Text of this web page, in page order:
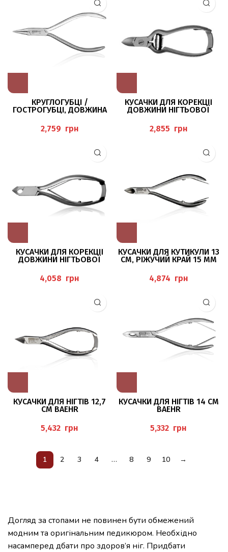
КРУГЛОГУБЦІ /
ГОСТРОГУБЦІ, ДОВЖИНА
0,5 ММ, НЕРЖАВІЮЧА
СТАЛЬгрн
КУСАЧКИ ДЛЯ КОРЕКЦІЇ
ДОВЖИНИ НІГТЬОВОЇ
грн
КУСАЧКИ ДЛЯ КОРЕКЦІЇ
ДОВЖИНИ НІГТЬОВОЇ
ММ BAEHR
грн
КУСАЧКИ ДЛЯ КУТИКУЛИ 13
СМ, РІЖУЧИЙ КРАЙ 15 ММ
грн
КУСАЧКИ ДЛЯ НІГТІВ 12,7
СМ BAEHR
грн
КУСАЧКИ ДЛЯ НІГТІВ 14 СМ
BAEHR
грн
1 2 3 4 … 8 9 10 →
Догляд за стопами не повинен бути обмежений
модним та оригінальним педикюром. Необхідно
насамперед дбати про здоров’я ніг. Придбати